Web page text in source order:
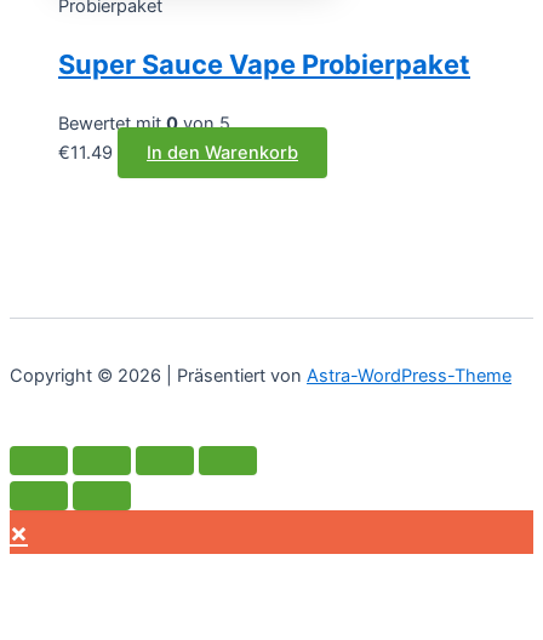
Probierpaket
Super Sauce Vape Probierpaket
Bewertet mit0von 5
€11.49 In den Warenkorb
Copyright © 2026 | Präsentiert von Astra-WordPress-Theme
×